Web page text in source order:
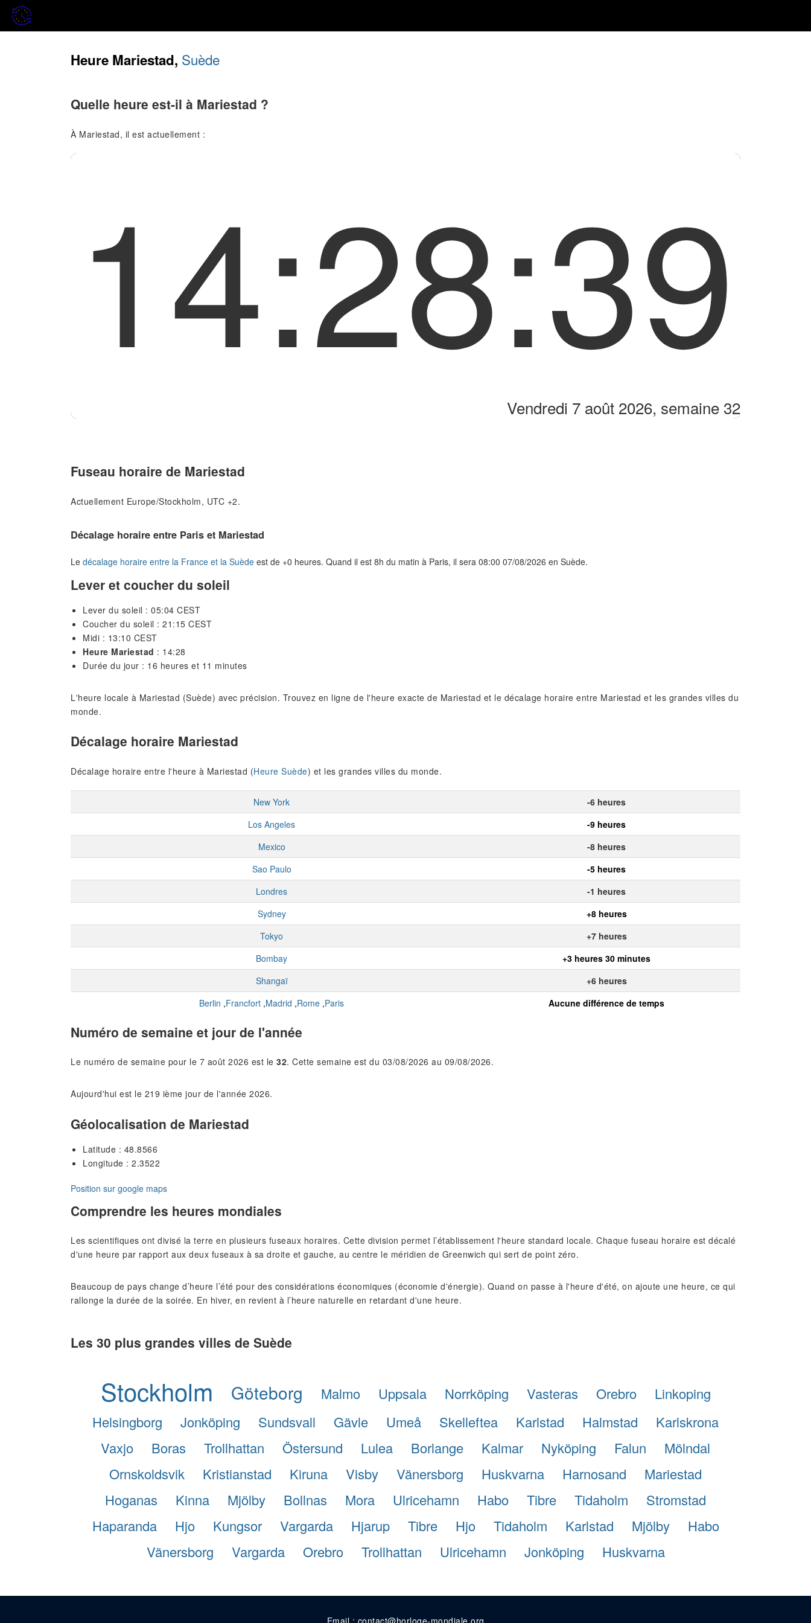
Heure Mariestad, Suède
Quelle heure est-il à Mariestad ?
À Mariestad, il est actuellement :
14:28:39
Vendredi 7 août 2026, semaine 32
Fuseau horaire de Mariestad
Actuellement Europe/Stockholm, UTC +2.
Décalage horaire entre Paris et Mariestad
Le décalage horaire entre la France et la Suède est de +0 heures. Quand il est 8h du matin à Paris, il sera 08:00 07/08/2026 en Suède.
Lever et coucher du soleil
Lever du soleil : 05:04 CEST
Coucher du soleil : 21:15 CEST
Midi : 13:10 CEST
Heure Mariestad : 14:28
Durée du jour : 16 heures et 11 minutes
L'heure locale à Mariestad (Suède) avec précision. Trouvez en ligne de l'heure exacte de Mariestad et le décalage horaire entre Mariestad et les grandes villes du
monde.
Décalage horaire Mariestad
Décalage horaire entre l'heure à Mariestad (Heure Suède) et les grandes villes du monde.
New York
-6 heures
Los Angeles
-9 heures
Mexico
-8 heures
Sao Paulo
-5 heures
Londres
-1 heures
Sydney
+8 heures
Tokyo
+7 heures
Bombay
+3 heures 30 minutes
Shangaï
+6 heures
Berlin ,Francfort ,Madrid ,Rome ,Paris Aucune différence de temps
Numéro de semaine et jour de l'année
Le numéro de semaine pour le 7 août 2026 est le 32. Cette semaine est du 03/08/2026 au 09/08/2026.
Aujourd'hui est le 219 ième jour de l'année 2026.
Géolocalisation de Mariestad
Latitude : 48.8566
Longitude : 2.3522
Position sur google maps
Comprendre les heures mondiales
Les scientifiques ont divisé la terre en plusieurs fuseaux horaires. Cette division permet l’établissement l'heure standard locale. Chaque fuseau horaire est décalé
d'une heure par rapport aux deux fuseaux à sa droite et gauche, au centre le méridien de Greenwich qui sert de point zéro.
Beaucoup de pays change d’heure l’été pour des considérations économiques (économie d'énergie). Quand on passe à l'heure d'été, on ajoute une heure, ce qui
rallonge la durée de la soirée. En hiver, en revient à l’heure naturelle en retardant d'une heure.
Les 30 plus grandes villes de Suède
Stockholm Göteborg Malmo Uppsala Norrköping Vasteras Orebro
Linkoping
Helsingborg
Jonköping Sundsvall Gävle Umeå Skelleftea Karlstad Halmstad
Karlskrona
Vaxjo
Boras Trollhattan Östersund Lulea Borlange Kalmar Nyköping Falun
Mölndal
Ornskoldsvik
Kristianstad Kiruna Visby Vänersborg Huskvarna Harnosand
Mariestad
Hoganas
Kinna Mjölby Bollnas Mora Ulricehamn Habo Tibre Tidaholm
Stromstad
Haparanda
Hjo Kungsor Vargarda Hjarup Tibre Hjo Tidaholm Karlstad Mjölby
Habo
Vänersborg
Vargarda Orebro Trollhattan Ulricehamn Jonköping Huskvarna
Email : contact@horloge-mondiale.org